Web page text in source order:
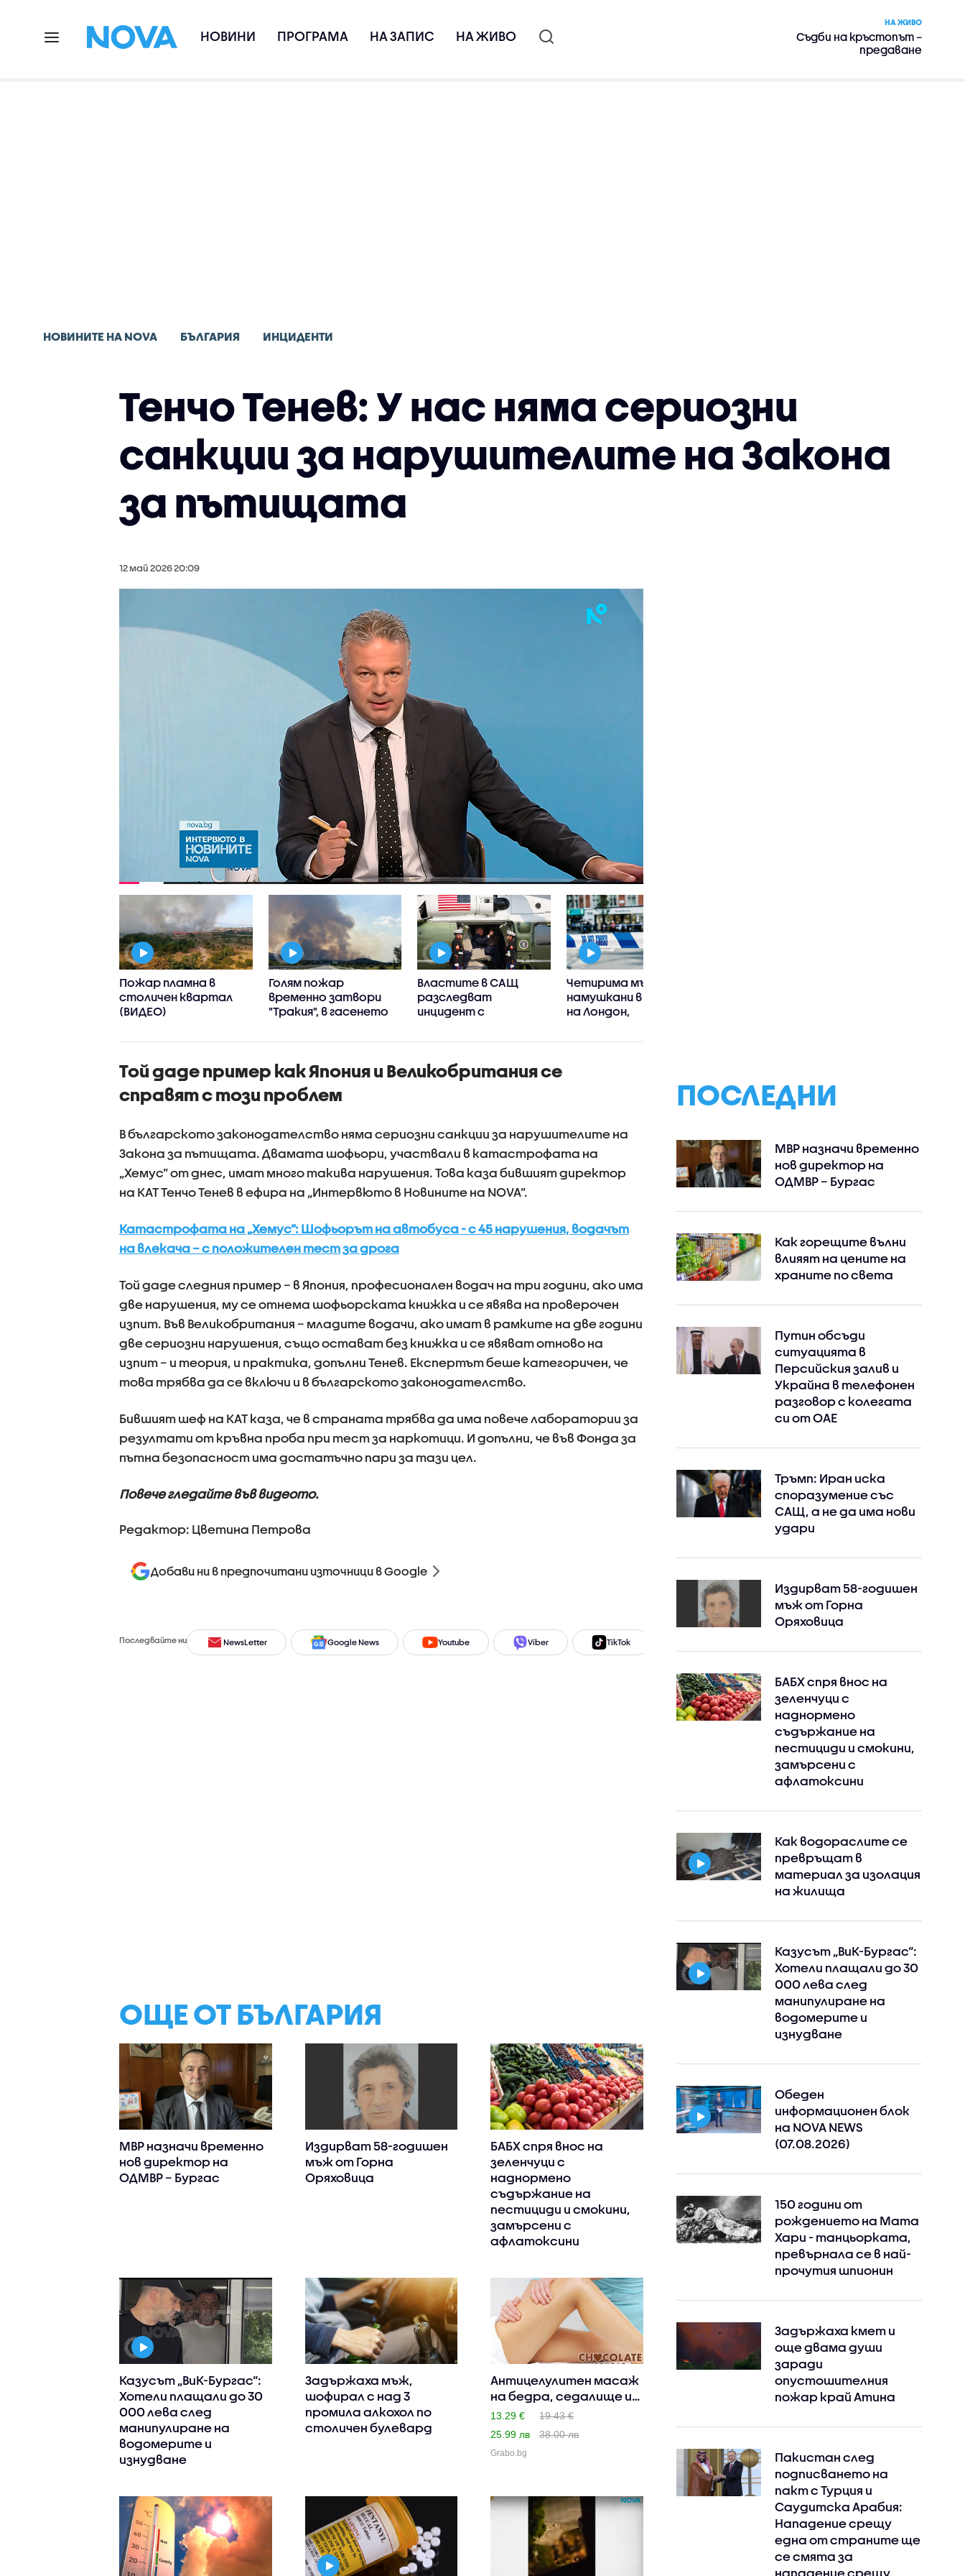
НОВИНИ ПРОГРАМА НА ЗАПИС НА ЖИВО
НА ЖИВО
Съдби на кръстопът –
предаване
НОВИНИТЕ НА NOVA БЪЛГАРИЯ ИНЦИДЕНТИ
Тенчо Тенев: У нас няма сериозни
санкции за нарушителите на Закона
за пътищата
12 май 2026 20:09
Пожар пламна в
столичен квартал
(ВИДЕО)
Голям пожар
временно затвори
"Тракия", в гасенето
хеликоптера
Властите в САЩ
разследват
инцидент с
Тръмп и пътнически
Четирима мъже са
намушкани в центъра
на Лондон,
(ВИДЕО)
Той даде пример как Япония и Великобритания се
справят с този проблем
В българското законодателство няма сериозни санкции за нарушителите на
Закона за пътищата. Двамата шофьори, участвали в катастрофата на
„Хемус” от днес, имат много такива нарушения. Това каза бившият директор
на КАТ Тенчо Тенев в ефира на „Интервюто в Новините на NOVA”.
Катастрофата на „Хемус”: Шофьорът на автобуса - с 45 нарушения, водачът
на влекача – с положителен тест за дрога
Той даде следния пример – в Япония, професионален водач на три години, ако има
две нарушения, му се отнема шофьорската книжка и се явява на проверочен
изпит. Във Великобритания – младите водачи, ако имат в рамките на две години
две сериозни нарушения, също остават без книжка и се явяват отново на
изпит – и теория, и практика, допълни Тенев. Експертът беше категоричен, че
това трябва да се включи и в българското законодателство.
Бившият шеф на КАТ каза, че в страната трябва да има повече лаборатории за
резултати от кръвна проба при тест за наркотици. И допълни, че във Фонда за
пътна безопасност има достатъчно пари за тази цел.
Повече гледайте във видеото.
Редактор: Цветина Петрова
Добави ни в предпочитани източници в Google
Последвайте ни NewsLetter Google News Youtube Viber TikTok
ОЩЕ ОТ БЪЛГАРИЯ
МВР назначи временно
нов директор на
ОДМВР – Бургас
Издирват 58-годишен
мъж от Горна
Оряховица
БАБХ спря внос на
зеленчуци с
наднормено
съдържание на
пестициди и смокини,
замърсени с
афлатоксини
Казусът „ВиК-Бургас“:
Хотели плащали до 30
000 лева след
манипулиране на
водомерите и
изнудване
Задържаха мъж,
шофирал с над 3
промила алкохол по
столичен булевард
Антицелулитен масаж
на бедра, седалище и
пал..
13.29 €
19.43 €
25.99 лв
38.00 лв
Grabo.bg
ПОСЛЕДНИ
МВР назначи временно
нов директор на
ОДМВР – Бургас
Как горещите вълни
влияят на цените на
храните по света
Путин обсъди
ситуацията в
Персийския залив и
Украйна в телефонен
разговор с колегата
си от ОАЕ
Тръмп: Иран иска
споразумение със
САЩ, а не да има нови
удари
Издирват 58-годишен
мъж от Горна
Оряховица
БАБХ спря внос на
зеленчуци с
наднормено
съдържание на
пестициди и смокини,
замърсени с
афлатоксини
Как водораслите се
превръщат в
материал за изолация
на жилища
Казусът „ВиК-Бургас“:
Хотели плащали до 30
000 лева след
манипулиране на
водомерите и
изнудване
Обеден
информационен блок
на NOVA NEWS
(07.08.2026)
150 години от
рождението на Мата
Хари - танцьорката,
превърнала се в най-
прочутия шпионин
Задържаха кмет и
още двама души
заради
опустошителния
пожар край Атина
Пакистан след
подписването на
пакт с Турция и
Саудитска Арабия:
Нападение срещу
една от страните ще
се смята за
нападение срещу